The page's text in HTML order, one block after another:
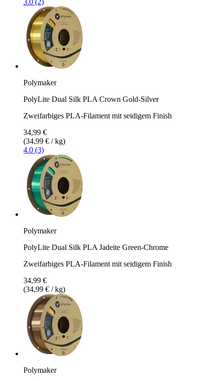
Polymaker
PolyLite Dual Silk PLA Crown Gold-Silver
Zweifarbiges PLA-Filament mit seidigem Finish
34,99 €
(34,99 € / kg)
4.0 (3)
Polymaker
PolyLite Dual Silk PLA Jadeite Green-Chrome
Zweifarbiges PLA-Filament mit seidigem Finish
34,99 €
(34,99 € / kg)
Polymaker